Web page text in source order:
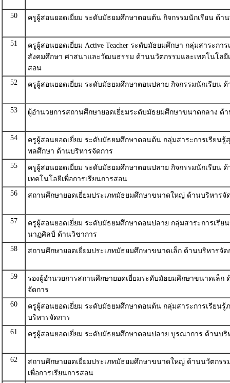
50 ครูผู้สอนยอดเยี่ยม ระดับมัธยมศึกษาตอนต้น กิจกรรมนักเรียน ด้า
51
ครูผู้สอนยอดเยี่ยม Active Teacher ระดับมัธยมศึกษา กลุ่มสาระการ
สังคมศึกษา ศาสนาและวัฒนธรรม ด้านนวัตกรรมและเทคโนโลยี
สอน
52
ครูผู้สอนยอดเยี่ยม ระดับมัธยมศึกษาตอนปลาย กิจกรรมนักเรียน
53 ผู้อำนวยการสถานศึกษายอดเยี่ยมระดับมัธยมศึกษาขนาดกลาง ด้
54
ครูผู้สอนยอดเยี่ยม ระดับมัธยมศึกษาตอนต้น กลุ่มสาระการเรียนรู้
พลศึกษา ด้านบริหารจัดการ
55
ครูผู้สอนยอดเยี่ยม ระดับมัธยมศึกษาตอนปลาย กิจกรรมนักเรียน
เทคโนโลยีเพื่อการเรียนการสอน
56
สถานศึกษายอดเยี่ยมประเภทมัธยมศึกษาขนาดใหญ่ ด้านบริหารจั
57
ครูผู้สอนยอดเยี่ยม ระดับมัธยมศึกษาตอนปลาย กลุ่มสาระการเรีย
นาฏศิลป์ ด้านวิชาการ
58
สถานศึกษายอดเยี่ยมประเภทมัธยมศึกษาขนาดเล็ก ด้านบริหารจัด
59
รองผู้อำนวยการสถานศึกษายอดเยี่ยมระดับมัธยมศึกษาขนาดเล็ก
จัดการ
60
ครูผู้สอนยอดเยี่ยม ระดับมัธยมศึกษาตอนต้น กลุ่มสาระการเรียนรู้
บริหารจัดการ
61
ครูผู้สอนยอดเยี่ยม ระดับมัธยมศึกษาตอนปลาย บูรณาการ ด้านบริ
62
สถานศึกษายอดเยี่ยมประเภทมัธยมศึกษาขนาดใหญ่ ด้านนวัตกรร
เพื่อการเรียนการสอน